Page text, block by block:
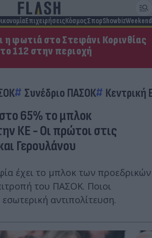
ΕπιχειρήσειςΚόσμοςΣπορShowbizWeekend
η φωτιά στο Στεφάνι Κορινθίας
112 στην περιοχή
Συνέδριο ΠΑΣΟΚ Κεντρική
65% το μπλοκ
ΚΕ - Οι πρώτοι στις
Γερουλάνου
έχει το μπλοκ των προεδρικών
του ΠΑΣΟΚ. Ποιοι
αντιπολίτευση.